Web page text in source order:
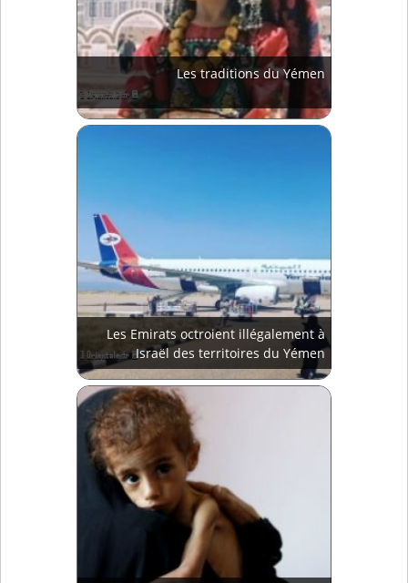
Les traditions du Yémen
Les Emirats octroient illégalement à
Israël des territoires du Yémen